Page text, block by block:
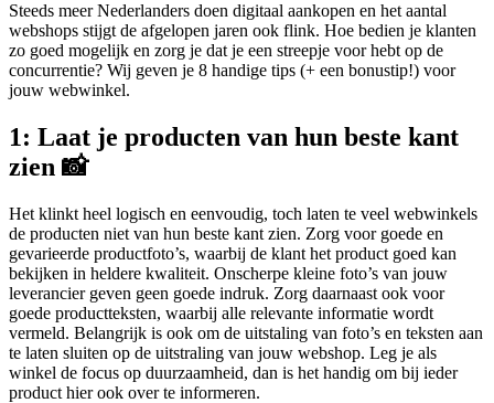
Steeds meer Nederlanders doen digitaal aankopen en het aantal
webshops stijgt de afgelopen jaren ook flink. Hoe bedien je klanten
zo goed mogelijk en zorg je dat je een streepje voor hebt op de
concurrentie? Wij geven je 8 handige tips (+ een bonustip!) voor
jouw webwinkel.
1: Laat je producten van hun beste kant
zien 📸
Het klinkt heel logisch en eenvoudig, toch laten te veel webwinkels
de producten niet van hun beste kant zien. Zorg voor goede en
gevarieerde productfoto’s, waarbij de klant het product goed kan
bekijken in heldere kwaliteit. Onscherpe kleine foto’s van jouw
leverancier geven geen goede indruk. Zorg daarnaast ook voor
goede productteksten, waarbij alle relevante informatie wordt
vermeld. Belangrijk is ook om de uitstaling van foto’s en teksten aan
te laten sluiten op de uitstraling van jouw webshop. Leg je als
winkel de focus op duurzaamheid, dan is het handig om bij ieder
product hier ook over te informeren.